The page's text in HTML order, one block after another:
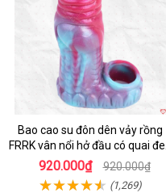
Bao cao su đôn dên vảy rồng
FRRK vân nổi hở đầu có quai đeo
bìu cao cấp
920.000₫ 920.000₫
(1,269)